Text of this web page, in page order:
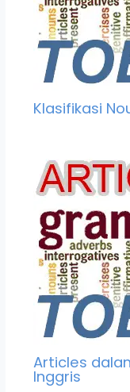
Klasifikasi
Articles
Inggris